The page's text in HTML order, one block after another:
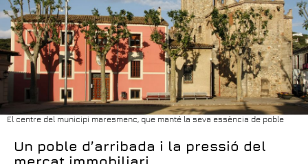
El centre del municipi maresmenc, que manté la seva essència de poble
Un poble d’arribada i la pressió del
mercat immobiliari